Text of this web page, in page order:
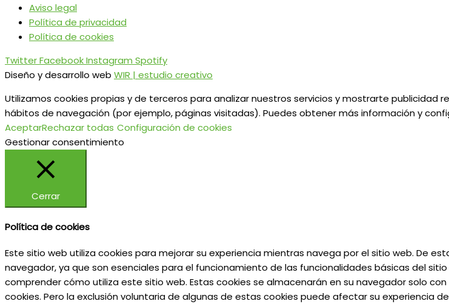
Aviso legal
Política de privacidad
Política de cookies
TwitterFacebookInstagram Spotify
Diseño y desarrollo web WIR | estudio creativo
Utilizamos cookies propias y de terceros para analizar nuestros servicios y mostrarte
hábitos de navegación (por ejemplo, páginas visitadas). Puedes obtener más información y
AceptarRechazar todas Configuración de cookies
Gestionar consentimiento
Cerrar
Política de cookies
Este sitio web utiliza cookies para mejorar su experiencia mientras navega por el sitio web. De
navegador, ya que son esenciales para el funcionamiento de las funcionalidades básicas del
comprender cómo utiliza este sitio web. Estas cookies se almacenarán en su navegador solo
cookies. Pero la exclusión voluntaria de algunas de estas cookies puede afectar su experiencia